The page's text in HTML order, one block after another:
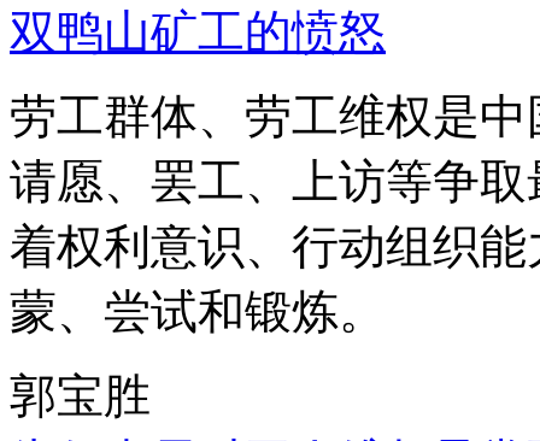
双鸭山矿工的愤怒
劳工群体、劳工维权是
请愿、罢工、上访等争
着权利意识、行动组织
蒙、尝试和锻炼。
郭宝胜